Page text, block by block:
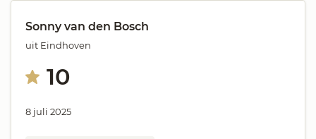
Sonny van den Bosch
uit Eindhoven
10
8 juli 2025